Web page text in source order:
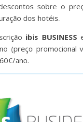
sobre o
dos hotéis.
ibis BUSINESS
(preço promocional
ano.